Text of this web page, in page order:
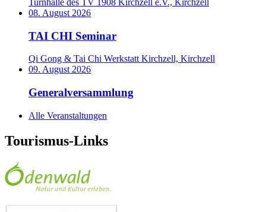
Turnhalle des TV 1908 Kirchzell e.V., Kirchzell
08. August 2026
TAI CHI Seminar
Qi Gong & Tai Chi Werkstatt Kirchzell, Kirchzell
09. August 2026
Generalversammlung
Alle Veranstaltungen
Tourismus-Links